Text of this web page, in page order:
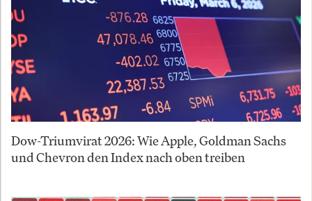
Dow-Triumvirat 2026: Wie Apple, Goldman Sachs
und Chevron den Index nach oben treiben